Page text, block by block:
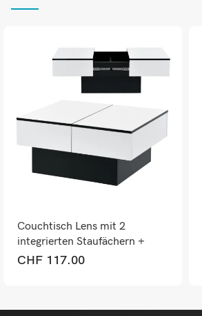
Couchtisch Lens mit 2
integrierten Staufächern +
aufziebarer Tischplatte
CHF117.00